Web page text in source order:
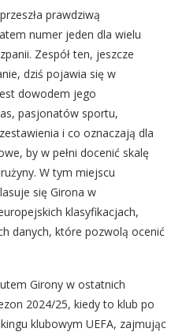
prawdziwą
numer jeden dla wielu
Zespół ten, jeszcze
dziś pojawia się w
dowodem jego
pasjonatów sportu,
i co oznaczają dla
by w pełni docenić skalę
W tym miejscu
się Girona w
klasyfikacjach,
danych, które pozwolą ocenić
Girony w ostatnich
2024/25, kiedy to klub po
klubowym UEFA, zajmując